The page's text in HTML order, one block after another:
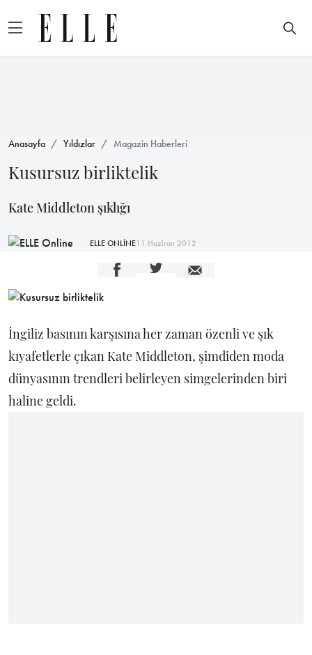
Anasayfa Yıldızlar Magazin Haberleri
Kusursuz birliktelik
Kate Middleton şıklığı
ELLE ONLİNE11 Haziran 2012
İngiliz basının karşısına her zaman özenli ve şık
kıyafetlerle çıkan Kate Middleton, şimdiden moda
dünyasının trendleri belirleyen simgelerinden biri
haline geldi.